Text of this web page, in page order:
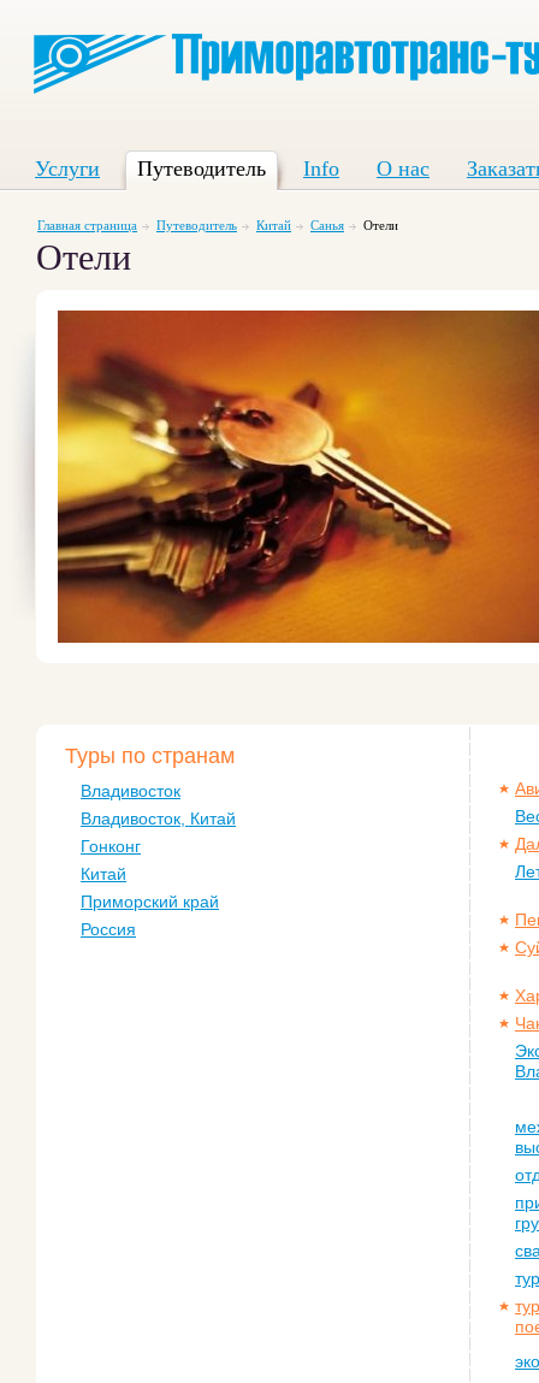
Услуги Путеводитель Info О нас
Главная страница Путеводитель Китай Санья Отели
Отели
Туры по странам
Владивосток
Владивосток, Китай
Гонконг
Китай
Приморский край
Россия